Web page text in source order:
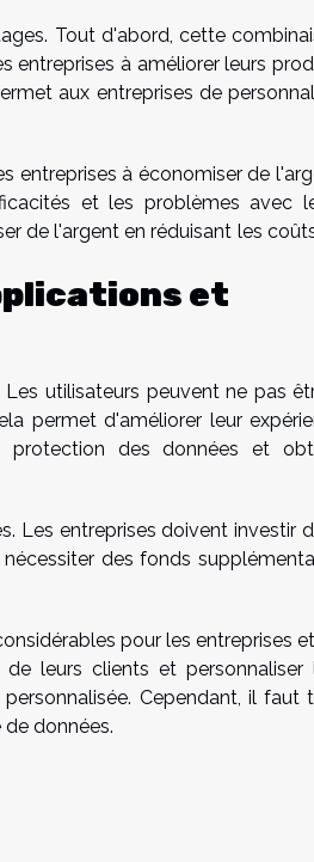
Tout d'abord, cette
entreprises à améliorer leurs
aux entreprises de
entreprises à économiser de
et les problèmes avec
de l'argent en réduisant les
et
utilisateurs peuvent ne pas
permet d'améliorer leur
protection des données et
Les entreprises doivent investir
des fonds
pour les entreprises
leurs clients et personnaliser
Cependant, il faut
données.